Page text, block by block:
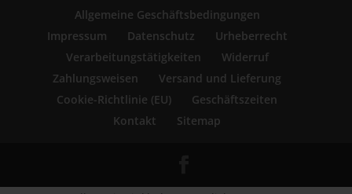
Allgemeine Geschäftsbedingungen
Impressum
Datenschutz
Urheberrecht
Verarbeitungstätigkeiten
Widerruf
Zahlungsweisen
Versand und Lieferung
Cookie-Richtlinie (EU)
Geschäftszeiten
Kontakt
Sitemap